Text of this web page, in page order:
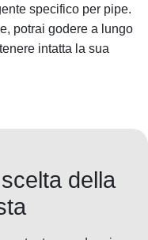
specifico per pipe.
potrai godere a lungo
intatta la sua
della